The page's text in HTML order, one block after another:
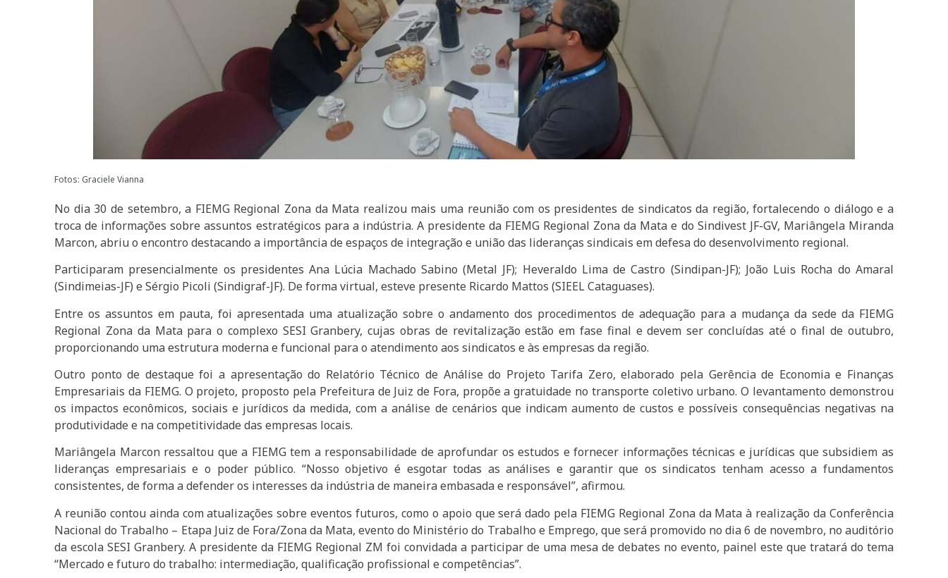
Fotos: Graciele Vianna
No dia 30 de setembro, a FIEMG Regional Zona da Mata realizou mais uma reunião com os presidentes de sindicatos da região, fortalecendo o diálogo e a
troca de informações sobre assuntos estratégicos para a indústria. A presidente da FIEMG Regional Zona da Mata e do Sindivest JF-GV, Mariângela Miranda
Marcon, abriu o encontro destacando a importância de espaços de integração e união das lideranças sindicais em defesa do desenvolvimento regional.
Participaram presencialmente os presidentes Ana Lúcia Machado Sabino (Metal JF); Heveraldo Lima de Castro (Sindipan-JF); João Luis Rocha do Amaral
(Sindimeias-JF) e Sérgio Picoli (Sindigraf-JF). De forma virtual, esteve presente Ricardo Mattos (SIEEL Cataguases).
Entre os assuntos em pauta, foi apresentada uma atualização sobre o andamento dos procedimentos de adequação para a mudança da sede da FIEMG
Regional Zona da Mata para o complexo SESI Granbery, cujas obras de revitalização estão em fase final e devem ser concluídas até o final de outubro,
proporcionando uma estrutura moderna e funcional para o atendimento aos sindicatos e às empresas da região.
Outro ponto de destaque foi a apresentação do Relatório Técnico de Análise do Projeto Tarifa Zero, elaborado pela Gerência de Economia e Finanças
Empresariais da FIEMG. O projeto, proposto pela Prefeitura de Juiz de Fora, propõe a gratuidade no transporte coletivo urbano. O levantamento demonstrou
os impactos econômicos, sociais e jurídicos da medida, com a análise de cenários que indicam aumento de custos e possíveis consequências negativas na
produtividade e na competitividade das empresas locais.
Mariângela Marcon ressaltou que a FIEMG tem a responsabilidade de aprofundar os estudos e fornecer informações técnicas e jurídicas que subsidiem as
lideranças empresariais e o poder público. “Nosso objetivo é esgotar todas as análises e garantir que os sindicatos tenham acesso a fundamentos
consistentes, de forma a defender os interesses da indústria de maneira embasada e responsável”, afirmou.
A reunião contou ainda com atualizações sobre eventos futuros, como o apoio que será dado pela FIEMG Regional Zona da Mata à realização da Conferência
Nacional do Trabalho – Etapa Juiz de Fora/Zona da Mata, evento do Ministério do Trabalho e Emprego, que será promovido no dia 6 de novembro, no auditório
da escola SESI Granbery. A presidente da FIEMG Regional ZM foi convidada a participar de uma mesa de debates no evento, painel este que tratará do tema
“Mercado e futuro do trabalho: intermediação, qualificação profissional e competências”.